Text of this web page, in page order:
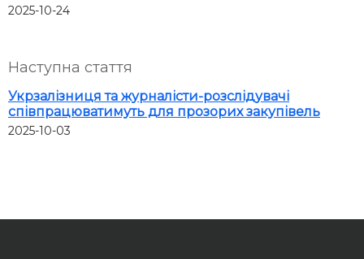
2025-10-24
Наступна стаття
Укрзалізниця та журналісти-розслідувачі
співпрацюватимуть для прозорих закупівель
2025-10-03